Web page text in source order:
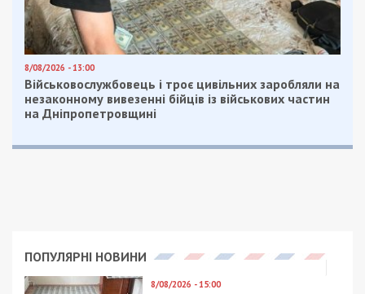
8/08/2026 - 13:00
Військовослужбовець і троє цивільних заробляли на
незаконному вивезенні бійців із військових частин
на Дніпропетровщині
ПОПУЛЯРНІ НОВИНИ
8/08/2026 - 15:00